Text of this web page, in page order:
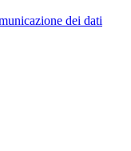
dei dati